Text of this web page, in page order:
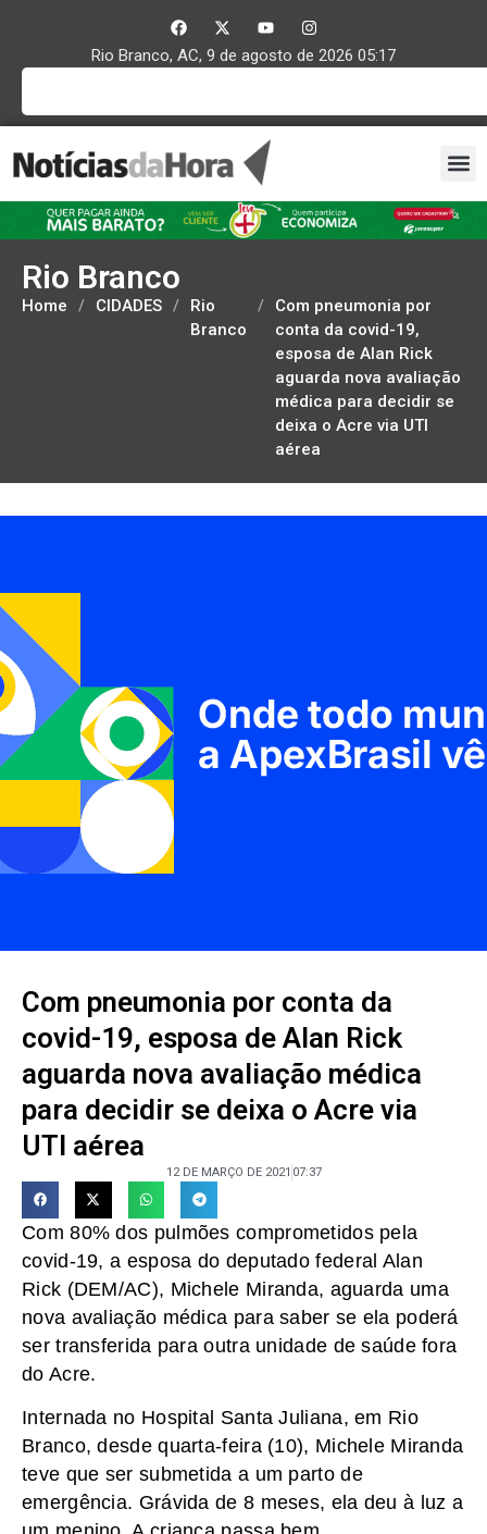
Rio Branco, AC, 9 de agosto de 2026 05:17
Rio Branco
Home / CIDADES /
Rio
Branco
/
Com pneumonia por
conta da covid-19,
esposa de Alan Rick
aguarda nova avaliação
médica para decidir se
deixa o Acre via UTI
aérea
Com pneumonia por conta da
covid-19, esposa de Alan Rick
aguarda nova avaliação médica
para decidir se deixa o Acre via
UTI aérea
12 DE MARÇO DE 2021 07:37
Com 80% dos pulmões comprometidos pela
covid-19, a esposa do deputado federal Alan
Rick (DEM/AC), Michele Miranda, aguarda uma
nova avaliação médica para saber se ela poderá
ser transferida para outra unidade de saúde fora
do Acre.
Internada no Hospital Santa Juliana, em Rio
Branco, desde quarta-feira (10), Michele Miranda
teve que ser submetida a um parto de
emergência. Grávida de 8 meses, ela deu à luz a